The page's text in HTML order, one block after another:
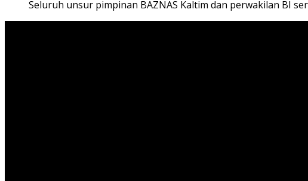
Seluruh unsur pimpinan BAZNAS Kaltim dan perwakilan BI